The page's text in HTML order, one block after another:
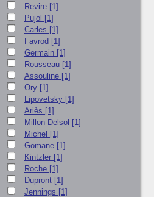
Revire [1]
Pujol [1]
Carles [1]
Favrod [1]
Germain [1]
Rousseau [1]
Assouline [1]
Ory [1]
Lipovetsky [1]
Ariès [1]
Millon-Delsol [1]
Michel [1]
Gomane [1]
Kintzler [1]
Roche [1]
Dupront [1]
Jennings [1]